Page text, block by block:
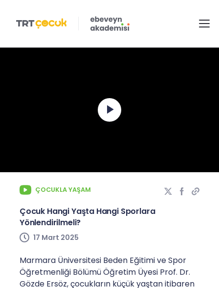
Play
ÇOCUKLA YAŞAM
Çocuk Hangi Yaşta Hangi Sporlara
Yönlendirilmeli?
17 Mart 2025
Marmara Üniversitesi Beden Eğitimi ve Spor
Öğretmenliği Bölümü Öğretim Üyesi Prof. Dr.
Gözde Ersöz, çocukların küçük yaştan itibaren